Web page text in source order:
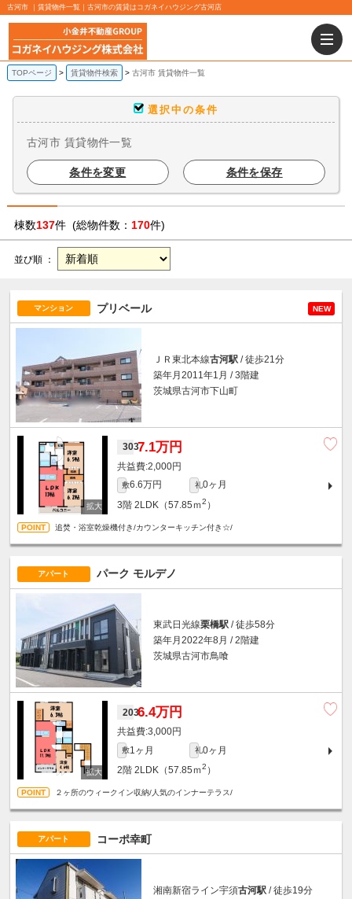
古河市 ｜賃貸物件一覧｜古河市の賃貸はコガネイハウジング古河店
TOPページ 賃貸物件検索 古河市 賃貸物件一覧
選択中の条件
古河市 賃貸物件一覧
条件を変更 条件を保存
棟数137件 (総物件数： 170件)
並び順 ：
マンション プリベール NEW
ＪＲ東北本線古河駅 / 徒歩21分
築年月2011年1月 / 3階建
茨城県古河市下山町
3037.1万円
2,000円
敷6.6万円 礼0ヶ月
3階 2LDK（57.85ｍ2 ）
追焚・浴室乾燥機付き/カウンターキッチン付き☆/
アパート パーク モルデノ
東武日光線栗橋駅 / 徒歩58分
築年月2022年8月 / 2階建
茨城県古河市鳥喰
2036.4万円
3,000円
敷1ヶ月 礼0ヶ月
2階 2LDK（57.85ｍ2 ）
２ヶ所のウィークイン収納/人気のインナーテラス/
アパート コーポ幸町
湘南新宿ライン宇須古河駅 / 徒歩19分